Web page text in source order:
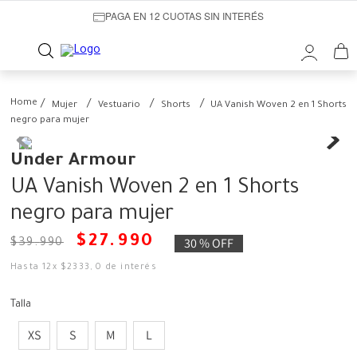
PAGA EN 12 CUOTAS SIN INTERÉS
Mujer Vestuario Shorts
UA Vanish Woven 2 en 1 Shorts
negro para mujer
Under Armour
UA Vanish Woven 2 en 1 Shorts
negro para mujer
$39.990 $ 27. 990 30 %OFF
Hasta12 x $2333 ,0 de interés
Talla
XS S M L